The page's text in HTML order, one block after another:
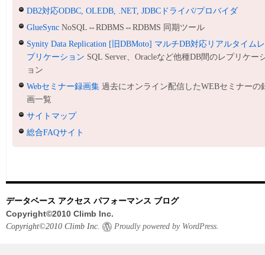
DB2対応ODBC, OLEDB, .NET, JDBCドライバ/プロバイダ
GlueSync NoSQL⇔RDBMS⇔RDBMS 同期ツール
Synity Data Replication [旧DBMoto] マルチDB対応リアルタイムレ
プリケーション SQL Server、Oracleなど他種DB間のレプリケー
ョン
Webセミナー録画集 過去にオンライン配信したWEBセミナーの
画一覧
サイトマップ
総合FAQサイト
データベース アクセス パフォーマンス ブログ
Copyright©2010 Climb Inc.
Copyright©2010 Climb Inc. Proudly powered by WordPress.